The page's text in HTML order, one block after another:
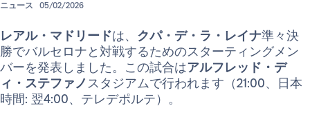
ニュース 05/02/2026
レアル・マドリードは、 クパ・デ・ラ・レイナ準々決
勝でバルセロナと対戦するためのスターティングメン
バーを発表しました。この試合はアルフレッド・デ
ィ・ステファノ スタジアムで行われます（21:00、日本
時間: 翌4:00、テレデポルテ）。